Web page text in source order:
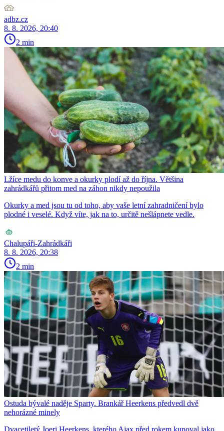
adbz.cz
8. 8. 2026, 20:40
2 min
Lžíce medu do konve a okurky plodí až do října. Většina
zahrádkářů přitom med na záhon nikdy nepoužila
Okurky a med jsou tu od toho, aby vaše letní zahradničení bylo
plodné i veselé. Když víte, jak na to, určitě nešlápnete vedle.
Chalupáři-Zahrádkáři
8. 8. 2026, 20:38
2 min
Ostuda bývalé naděje Sparty. Brankář Heerkens předvedl dvě
nehorázné minely
Dvacetiletý Joeri Heerkens, kterého Ajax před rokem kupoval jako